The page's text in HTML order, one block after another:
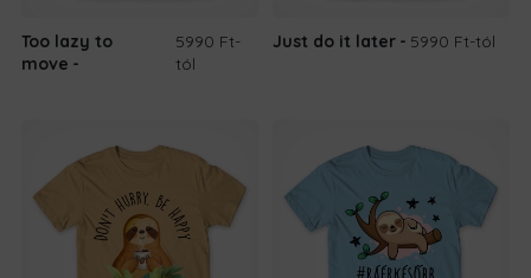
Too lazy to
move
5990 Ft-
tól
Just do it later 5990 Ft-tól